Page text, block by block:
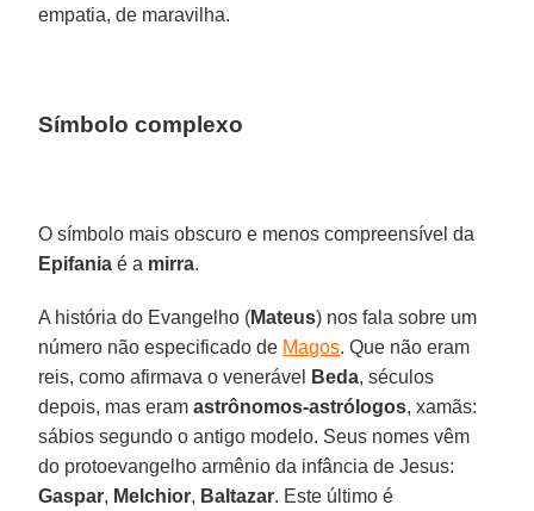
empatia, de maravilha.
Símbolo complexo
O símbolo mais obscuro e menos compreensível da
Epifania é a mirra.
A história do Evangelho (Mateus) nos fala sobre um
número não especificado de Magos. Que não eram
reis, como afirmava o venerável
Beda, séculos
depois, mas eramastrônomos-astrólogos, xamãs:
sábios segundo o antigo modelo. Seus nomes vêm
do protoevangelho armênio da infância de Jesus:
Gaspar, Melchior, Baltazar. Este último é